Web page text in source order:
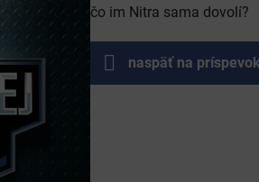
čo im Nitra sama dovolí?
naspäť na